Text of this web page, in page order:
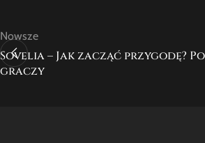
Nowsze
Sovelia – Jak zacząć przygodę?
graczy